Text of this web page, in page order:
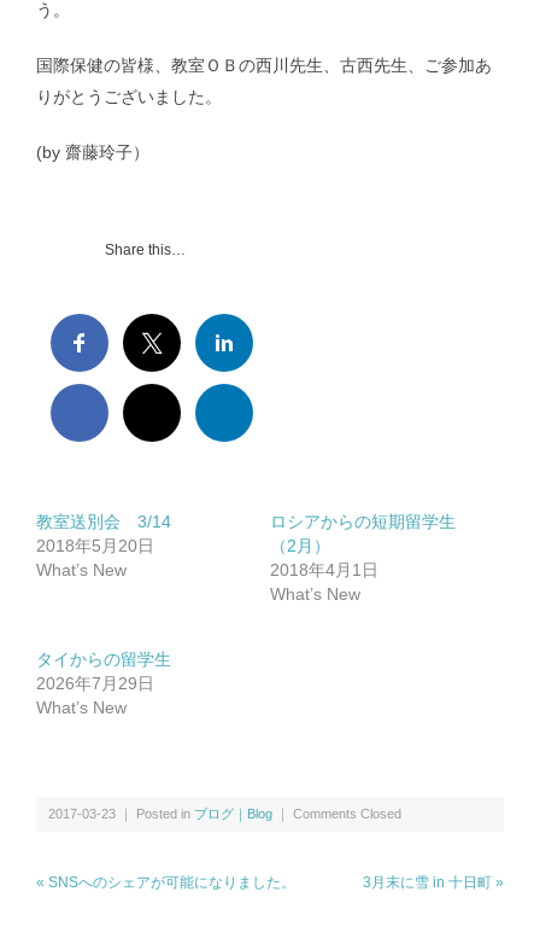
う。
国際保健の皆様、教室ＯＢの西川先生、古西先生、ご参加あ
りがとうございました。
(by 齋藤玲子）
Share this…
教室送別会 3/14
2018年5月20日
What’s New
ロシアからの短期留学生
（2月）
2018年4月1日
What’s New
タイからの留学生
2026年7月29日
What’s New
2017-03-23 ｜ Posted in ブログ｜Blog ｜ Comments Closed
« SNSへのシェアが可能になりました。 3月末に雪 in 十日町 »